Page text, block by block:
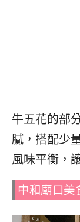
牛五花的部
膩，搭配少
風味平衡，
中和廟口美